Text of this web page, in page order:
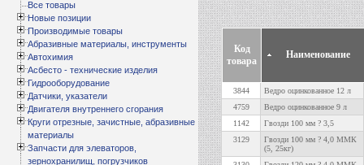
Все товары
Новые позиции
Производимые товары
Абразивные материалы, инструменты
Автохимия
Асбесто - технические изделия
Гидрооборудование
Датчики, указатели
Двигателя внутреннего сгорания
Круги отрезные, зачистные, абразивные
материалы
Запчасти для элеваторов,
зернохранилищ, погрузчиков
Код
товара
Наименование
3844
Ведро оцинкованное 12 л
4759
Ведро оцинкованное 9 л
1142
Гвозди 100 мм ? 3,5
3129
Гвозди 100 мм ? 4,0 ММК
(5, 25кг)